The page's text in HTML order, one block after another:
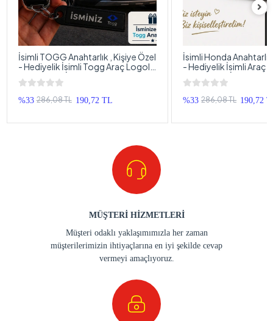
İsimli TOGG Anahtarlık , Kişiye Özel
- Hediyelik İsimli Togg Araç Logolu
Anahtarlık - İsimli Araba Anahtarlığı
%33 286,08 TL 190,72 TL
İsimli Honda
- Hediyelik İsimli Araç
Anahtarlık - İsimli
Anahtarlığı
%33 286,08 TL 190,72
MÜŞTERİ HİZMETLERİ
Müşteri odaklı yaklaşımımızla her zaman
müşterilerimizin ihtiyaçlarına en iyi şekilde cevap
vermeyi amaçlıyoruz.